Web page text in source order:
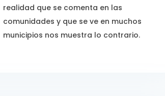
realidad que se comenta en las
comunidades y que se ve en muchos
municipios nos muestra lo contrario.